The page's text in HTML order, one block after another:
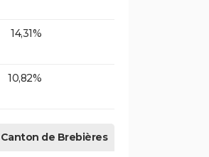
14,31%
10,82%
Canton de Brebières